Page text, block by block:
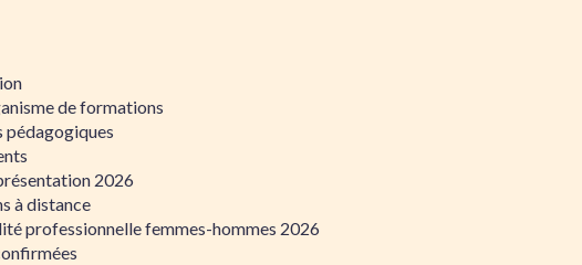
de formations
2026
à distance
professionnelle femmes-hommes 2026